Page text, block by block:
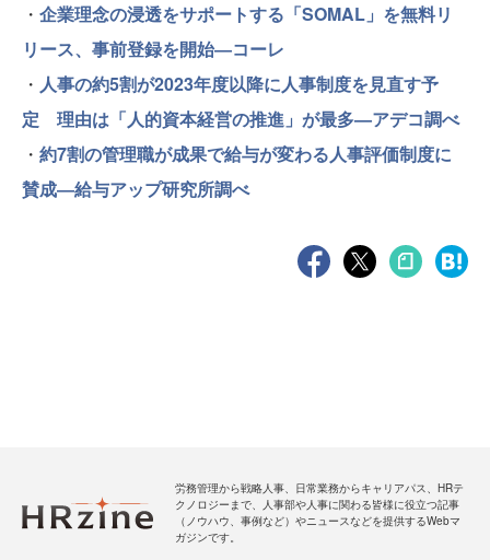
・ 企業理念の浸透をサポートする「SOMAL」を無料リ
リース、事前登録を開始―コーレ
・ 人事の約5割が2023年度以降に人事制度を見直す予
定 理由は「人的資本経営の推進」が最多—アデコ調べ
・ 約7割の管理職が成果で給与が変わる人事評価制度に
賛成―給与アップ研究所調べ
労務管理から戦略人事、日常業務からキャリアパス、HRテ
クノロジーまで、人事部や人事に関わる皆様に役立つ記事
（ノウハウ、事例など）やニュースなどを提供するWebマ
ガジンです。